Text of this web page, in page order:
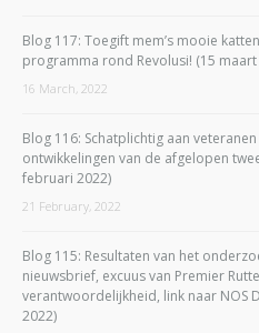
Blog 117: Toegift mem’s mooie
programma rond Revolusi! (15 maart
16 March, 2022
Blog 116: Schatplichtig aan
ontwikkelingen van de afgelopen
februari 2022)
21 February, 2022
Blog 115: Resultaten van het
nieuwsbrief, excuus van Premier
verantwoordelijkheid, link naar NOS
2022)